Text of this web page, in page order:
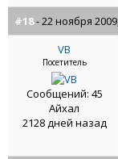
#18- 22 ноября
VB
Посетитель
Сообщений: 45
Айхал
2128 дней назад